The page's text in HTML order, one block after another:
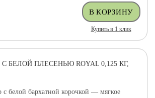
Купить в 1 клик
БЕЛОЙ ПЛЕСЕНЬЮ ROYAL 0,125 КГ,
белой бархатной корочкой — мягкое